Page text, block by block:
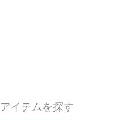
イテムを探す